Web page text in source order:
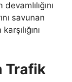
savunan
Trafik